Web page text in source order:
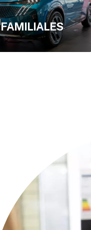
FAMILIALES